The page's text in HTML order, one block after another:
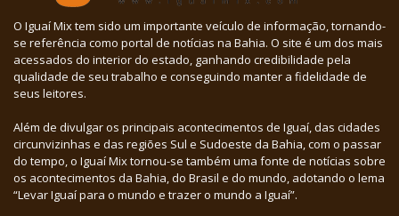
O Iguaí Mix tem sido um importante veículo de informação, tornando-
se referência como portal de notícias na Bahia. O site é um dos mais
acessados do interior do estado, ganhando credibilidade pela
qualidade de seu trabalho e conseguindo manter a fidelidade de
seus leitores.
Além de divulgar os principais acontecimentos de Iguaí, das cidades
circunvizinhas e das regiões Sul e Sudoeste da Bahia, com o passar
do tempo, o Iguaí Mix tornou-se também uma fonte de notícias sobre
os acontecimentos da Bahia, do Brasil e do mundo, adotando o lema
“Levar Iguaí para o mundo e trazer o mundo a Iguaí”.